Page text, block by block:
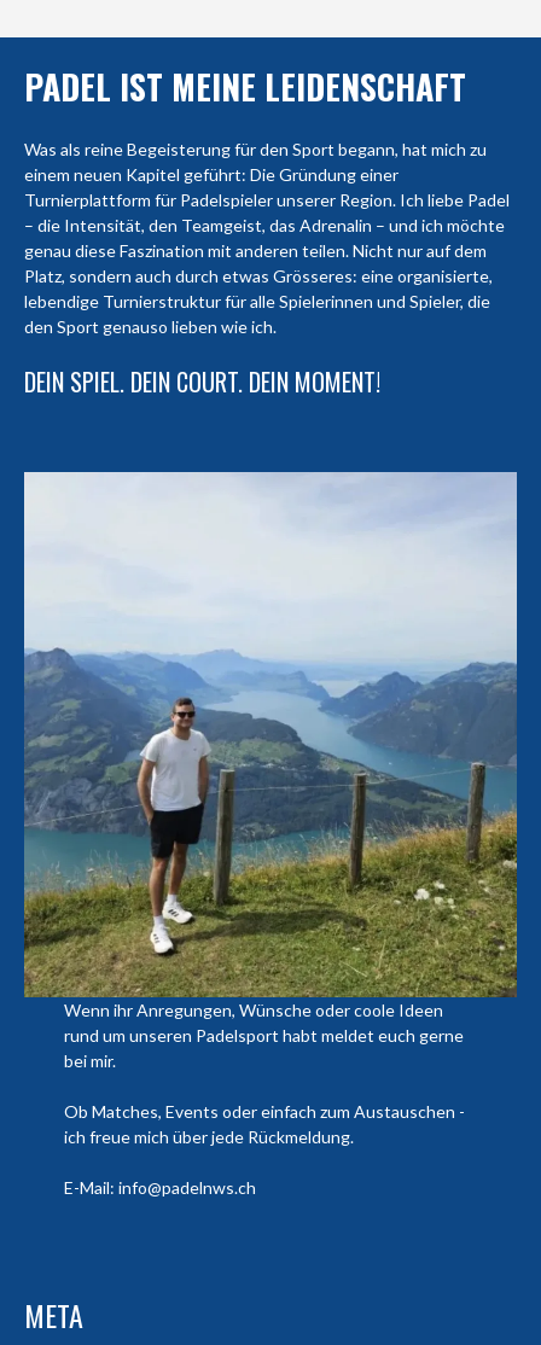
PADEL IST MEINE LEIDENSCHAFT
Was als reine Begeisterung für den Sport begann, hat mich zu
einem neuen Kapitel geführt: Die Gründung einer
Turnierplattform für Padelspieler unserer Region. Ich liebe Padel
– die Intensität, den Teamgeist, das Adrenalin – und ich möchte
genau diese Faszination mit anderen teilen. Nicht nur auf dem
Platz, sondern auch durch etwas Grösseres: eine organisierte,
lebendige Turnierstruktur für alle Spielerinnen und Spieler, die
den Sport genauso lieben wie ich.
DEIN SPIEL. DEIN COURT. DEIN MOMENT!
Wenn ihr Anregungen, Wünsche oder coole Ideen
rund um unseren Padelsport habt meldet euch gerne
bei mir.
Ob Matches, Events oder einfach zum Austauschen -
ich freue mich über jede Rückmeldung.
E-Mail: info@padelnws.ch
META